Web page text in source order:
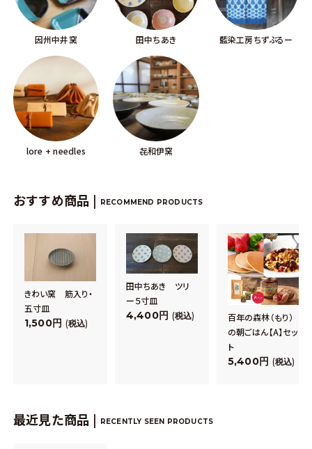
因州中井窯 田中ちあき 藍染工房ちずぶるー
lore + needles 㐂和伊窯
おすすめ商品 | RECOMMEND PRODUCTS
きわい窯 筋入り・
五寸皿
1,500 税込
田中ちあき ツリ
ー５寸皿
4,400 税込
百年の森林（もり）
の朝ごはん【A】セッ
ト
5,400 税込
最近見た商品 | RECENTLY SEEN PRODUCTS